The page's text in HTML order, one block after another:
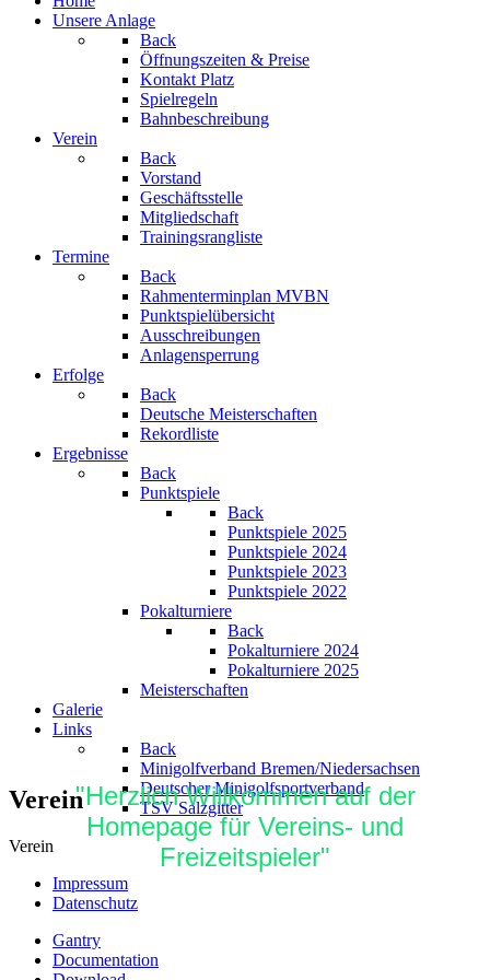
Unsere Anlage
Back
Öffnungszeiten & Preise
Kontakt Platz
Spielregeln
Bahnbeschreibung
Verein
Back
Vorstand
Geschäftsstelle
Mitgliedschaft
Trainingsrangliste
Termine
Back
Rahmenterminplan MVBN
Punktspielübersicht
Ausschreibungen
Anlagensperrung
Erfolge
Back
Deutsche Meisterschaften
Rekordliste
Ergebnisse
Back
Punktspiele
Back
Punktspiele 2025
Punktspiele 2024
Punktspiele 2023
Punktspiele 2022
Pokalturniere
Back
Pokalturniere 2024
Pokalturniere 2025
Meisterschaften
Galerie
Links
Back
Minigolfverband Bremen/Niedersachsen
Deutscher Minigolfsportverband
TSV Salzgitter
"Herzlich Willkommen auf der
Homepage für Vereins- und
Freizeitspieler"
Verein
Verein
Impressum
Datenschutz
Gantry
Documentation